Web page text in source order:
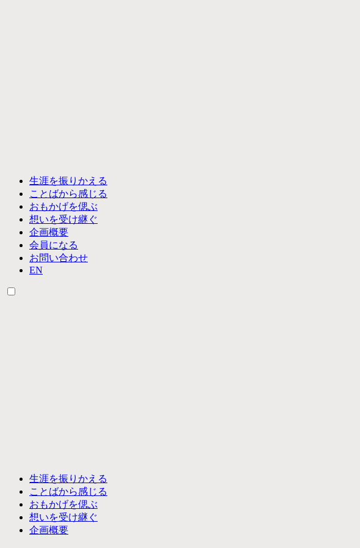
生涯を振りかえる
ことばから感じる
おもかげを偲ぶ
想いを受け継ぐ
企画概要
会員になる
お問い合わせ
EN
生涯を振りかえる
ことばから感じる
おもかげを偲ぶ
想いを受け継ぐ
企画概要